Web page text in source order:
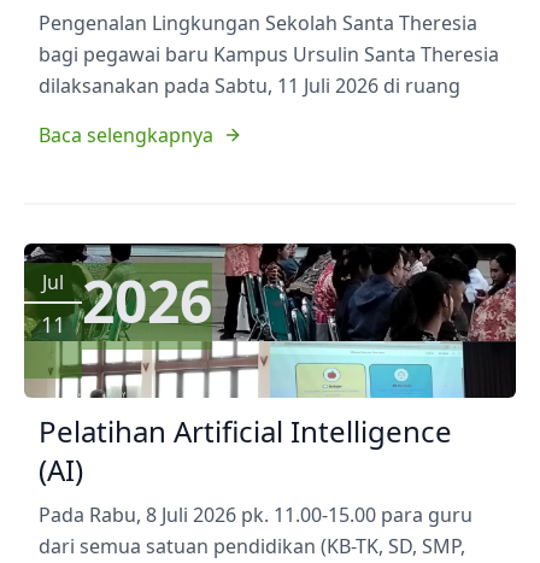
Pengenalan Lingkungan Sekolah Santa Theresia
bagi pegawai baru Kampus Ursulin Santa Theresia
dilaksanakan pada Sabtu, 11 Juli 2026 di ruang
Baca selengkapnya
Jul
11 2026
Pelatihan Artificial Intelligence
(AI)
Pada Rabu, 8 Juli 2026 pk. 11.00-15.00 para guru
dari semua satuan pendidikan (KB-TK, SD, SMP,